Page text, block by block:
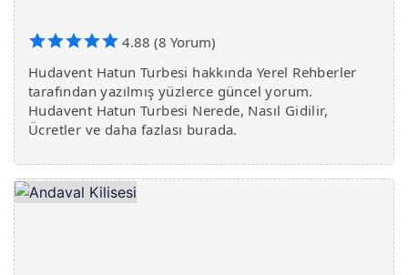
4.88 (8 Yorum)
Hudavent Hatun Turbesi hakkında Yerel Rehberler
tarafından yazılmış yüzlerce güncel yorum.
Hudavent Hatun Turbesi Nerede, Nasıl Gidilir,
Ücretler ve daha fazlası burada.